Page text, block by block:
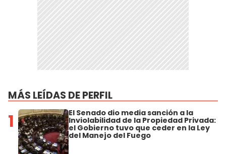
MÁS LEÍDAS DE PERFIL
1 El Senado dio media sanción a la
Inviolabilidad de la Propiedad Privada:
el Gobierno tuvo que ceder en la Ley
del Manejo del Fuego